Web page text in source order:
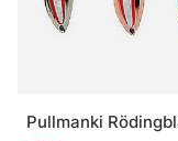
Pullmanki